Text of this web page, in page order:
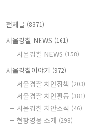
전체글 (8371)
서울경찰 NEWS (161)
서울경찰 NEWS (158)
서울경찰이야기 (972)
서울경찰 치안정책 (203)
서울경찰 치안활동 (381)
서울경찰 치안소식 (46)
현장영웅 소개 (298)